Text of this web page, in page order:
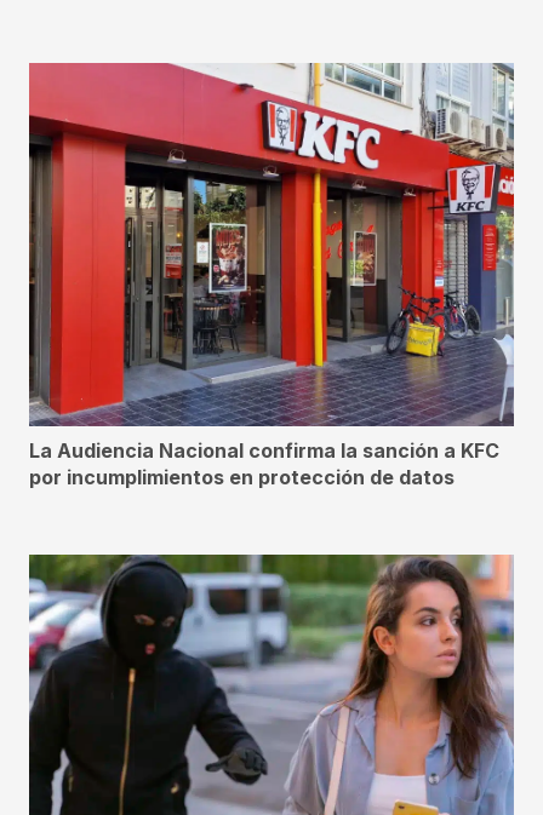
La Audiencia Nacional confirma la sanción a KFC
por incumplimientos en protección de datos